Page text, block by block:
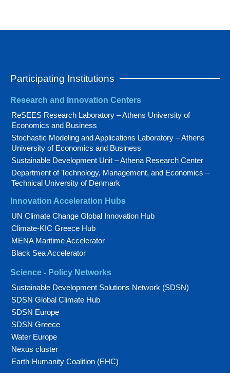
Participating Institutions
Research and Innovation Centers
ReSEES Research Laboratory – Athens University of
Economics and Business
Stochastic Modeling and Applications Laboratory – Athens
University of Economics and Business
Sustainable Development Unit – Athena Research Center
Department of Technology, Management, and Economics –
Technical University of Denmark
Innovation Acceleration Hubs
UN Climate Change Global Innovation Hub
Climate-KIC Greece Hub
MENA Maritime Accelerator
Black Sea Accelerator
Science - Policy Networks
Sustainable Development Solutions Network (SDSN)
SDSN Global Climate Hub
SDSN Europe
SDSN Greece
Water Europe
Nexus cluster
Earth-Humanity Coalition (EHC)